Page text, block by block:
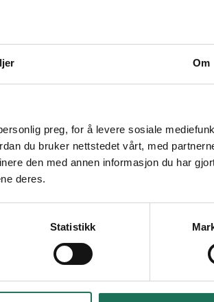
Om
preg, for å levere sosiale
du bruker nettstedet vårt, med
den med annen informasjon du har
deres.
Statistikk